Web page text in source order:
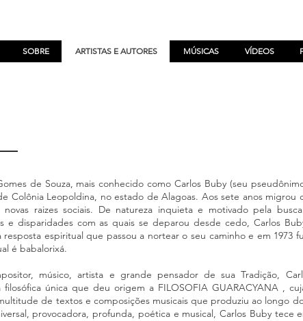
SOBRE ARTISTAS E AUTORES MÚSICAS VÍDEOS
de Souza, mais conhecido como Carlos Buby (seu
Colônia Leopoldina, no estado de Alagoas. Aos sete anos migrou
raizes sociais. De natureza inquieta e motivado pela
e disparidades com as quais se deparou desde cedo, Carlos
resposta espiritual que passou a nortear o seu caminho e em 1973
é babalorixá.
músico, artista e grande pensador de sua Tradição,
filosófica única que deu origem a FILOSOFIA GUARACYANA ,
de textos e composições musicais que produziu ao longo
provocadora, profunda, poética e musical, Carlos Buby tece